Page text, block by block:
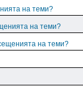
на теми?
на теми?
на теми?